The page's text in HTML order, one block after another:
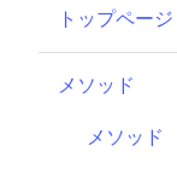
トップページ
メソッド
メソッド